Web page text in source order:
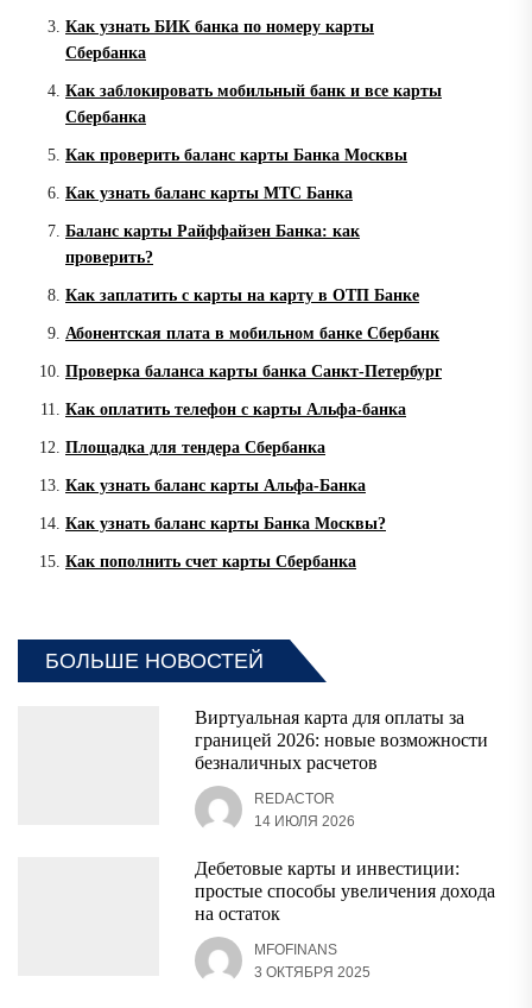
Как узнать БИК банка по номеру карты
Сбербанка
Как заблокировать мобильный банк и все карты
Сбербанка
Как проверить баланс карты Банка Москвы
Как узнать баланс карты МТС Банка
Баланс карты Райффайзен Банка: как
проверить?
Как заплатить с карты на карту в ОТП Банке
Абонентская плата в мобильном банке Сбербанк
Проверка баланса карты банка Санкт-Петербург
Как оплатить телефон с карты Альфа-банка
Площадка для тендера Сбербанка
Как узнать баланс карты Альфа-Банка
Как узнать баланс карты Банка Москвы?
Как пополнить счет карты Сбербанка
БОЛЬШЕ НОВОСТЕЙ
Виртуальная карта для оплаты за
границей 2026: новые возможности
безналичных расчетов
REDACTOR
14 ИЮЛЯ 2026
Дебетовые карты и инвестиции:
простые способы увеличения дохода
на остаток
MFOFINANS
3 ОКТЯБРЯ 2025